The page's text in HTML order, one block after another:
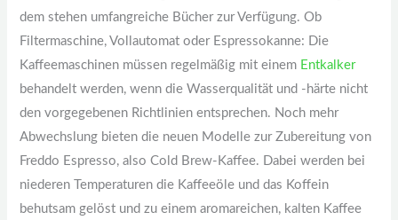
dem stehen umfangreiche Bücher zur Verfügung. Ob
Filtermaschine, Vollautomat oder Espressokanne: Die
Kaffeemaschinen müssen regelmäßig mit einem Entkalker
behandelt werden, wenn die Wasserqualität und -härte nicht
den vorgegebenen Richtlinien entsprechen. Noch mehr
Abwechslung bieten die neuen Modelle zur Zubereitung von
Freddo Espresso, also Cold Brew-Kaffee. Dabei werden bei
niederen Temperaturen die Kaffeeöle und das Koffein
behutsam gelöst und zu einem aromareichen, kalten Kaffee